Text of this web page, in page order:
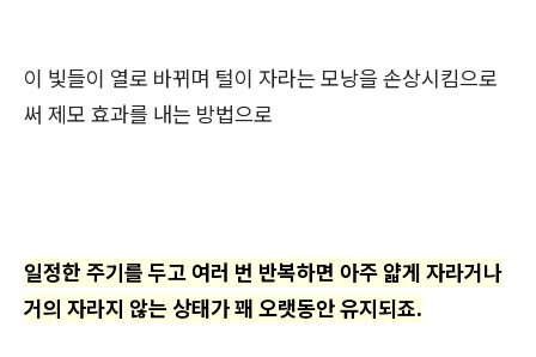
이 빛들이 열로 바뀌며 털이 자라는 모낭을 손상시킴으로
써 제모 효과를 내는 방법으로
일정한 주기를 두고 여러 번 반복하면 아주 얇게 자라거나
거의 자라지 않는 상태가 꽤 오랫동안 유지되죠.